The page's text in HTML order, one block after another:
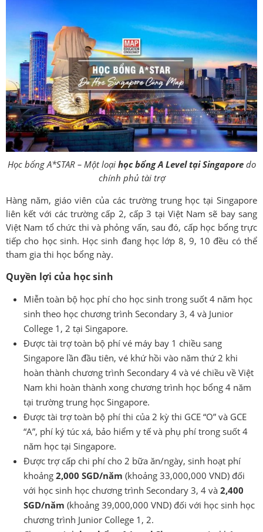
Học bổng A*STAR – Một loại học bổng A Level tại Singaporedo
chính phủ tài trợ
Hàng năm, giáo viên của các trường trung học tại Singapore
liên kết với các trường cấp 2, cấp 3 tại Việt Nam sẽ bay sang
Việt Nam tổ chức thi và phỏng vấn, sau đó, cấp học bổng trực
tiếp cho học sinh. Học sinh đang học lớp 8, 9, 10 đều có thể
tham gia thi học bổng này.
Quyền lợi của học sinh
Miễn toàn bộ học phí cho học sinh trong suốt 4 năm học
sinh theo học chương trình Secondary 3, 4 và Junior
College 1, 2 tại Singapore.
Được tài trợ toàn bộ phí vé máy bay 1 chiều sang
Singapore lần đầu tiên, vé khứ hồi vào năm thứ 2 khi
hoàn thành chương trình Secondary 4 và vé chiều về Việt
Nam khi hoàn thành xong chương trình học bổng 4 năm
tại trường trung học Singapore.
Được tài trợ toàn bộ phí thi của 2 kỳ thi GCE “O” và GCE
“A”, phí ký túc xá, bảo hiểm y tế và phụ phí trong suốt 4
năm học tại Singapore.
Được trợ cấp chi phí cho 2 bữa ăn/ngày, sinh hoạt phí
khoảng 2,000 SGD/năm (khoảng 33,000,000 VND) đối
với học sinh học chương trình Secondary 3, 4 và 2,400
SGD/năm (khoảng 39,000,000 VND) đối với học sinh học
chương trình Junior College 1, 2.